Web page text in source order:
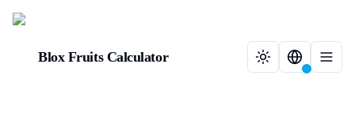
Blox Fruits Calculator